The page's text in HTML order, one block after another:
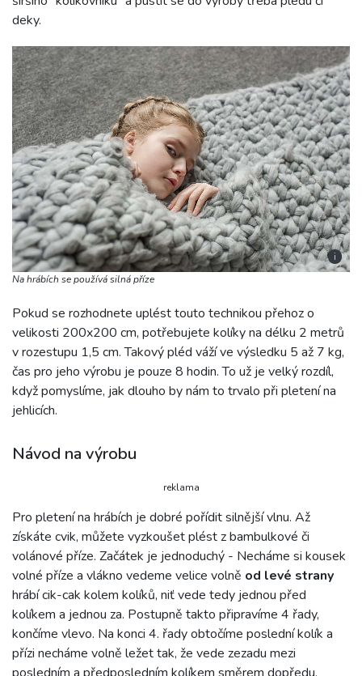
deky.
i
Na hrábích se používá silná příze
Pokud se rozhodnete uplést touto technikou přehoz o
velikosti 200x200 cm, potřebujete kolíky na délku 2 metrů
v rozestupu 1,5 cm. Takový pléd váží ve výsledku 5 až 7 kg,
čas pro jeho výrobu je pouze 8 hodin. To už je velký rozdíl,
když pomyslíme, jak dlouho by nám to trvalo při pletení na
jehlicích.
Návod na výrobu
reklama
Pro pletení na hrábích je dobré pořídit silnější vlnu. Až
získáte cvik, můžete vyzkoušet plést z bambulkové či
volánové příze. Začátek je jednoduchý - Necháme si kousek
volné příze a vlákno vedeme velice volně od levé strany
hrábí cik-cak kolem kolíků, niť vede tedy jednou před
kolíkem a jednou za. Postupně takto připravíme 4 řady,
končíme vlevo. Na konci 4. řady obtočíme poslední kolík a
přízi necháme volně ležet tak, že vede zezadu mezi